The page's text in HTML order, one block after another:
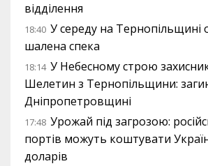
відділення
18:40 У середу на Тернопільщині
шалена спека
18:14 У Небесному строю
Шелетин з Тернопільщини:
Дніпропетровщині
17:48 Урожай під загрозою:
портів можуть коштувати
доларів